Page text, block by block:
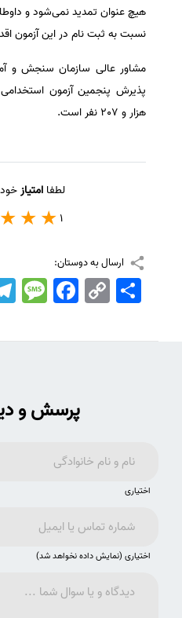
هیچ عنوان تمدید نمی‌شود و
نسبت به ثبت نام در این آزمون
مشاور عالی سازمان سنجش و
هزار و 207 نفر است.
لطفاامتیاز
1
ارسال به دوستان:
MessageFacebook Copy
Link
اشتراک
پرسش و
اختیاری
اختیاری (نمایش داده نخواهد شد)